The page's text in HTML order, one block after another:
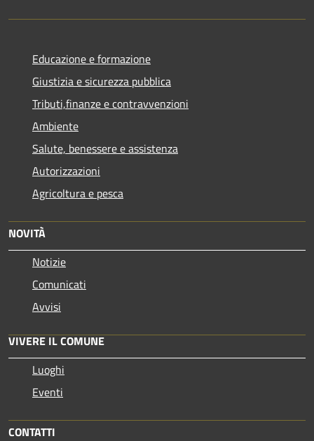
Educazione e formazione
Giustizia e sicurezza pubblica
Tributi,finanze e contravvenzioni
Ambiente
Salute, benessere e assistenza
Autorizzazioni
Agricoltura e pesca
NOVITÀ
Notizie
Comunicati
Avvisi
VIVERE IL COMUNE
Luoghi
Eventi
CONTATTI